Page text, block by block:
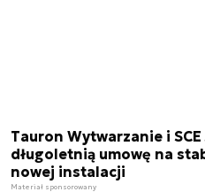
Tauron Wytwarzanie i
długoletnią umowę na
nowej instalacji
Materiał sponsorowany